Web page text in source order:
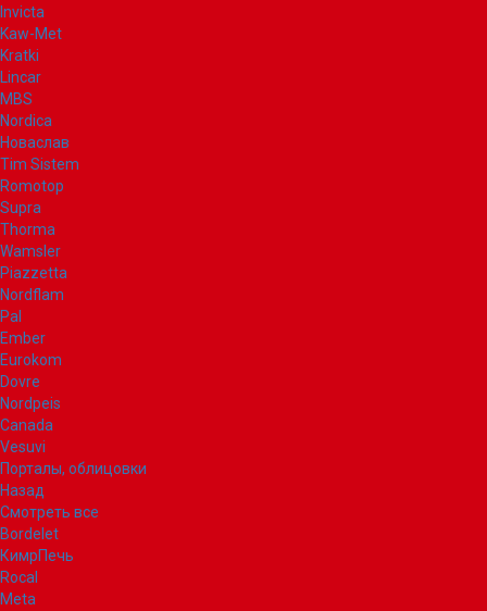
Invicta
Kaw-Met
Kratki
Lincar
MBS
Nordica
Новаслав
Tim Sistem
Romotop
Supra
Thorma
Wamsler
Piazzetta
Nordflam
Pal
Ember
Eurokom
Dovre
Nordpeis
Canada
Vesuvi
Порталы, облицовки
Назад
Смотреть все
Bordelet
КимрПечь
Rocal
Meta